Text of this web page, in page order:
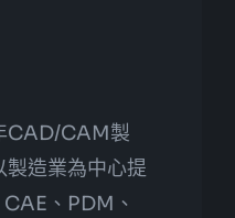
CAD/CAM製
製造業為中心提
、PDM、